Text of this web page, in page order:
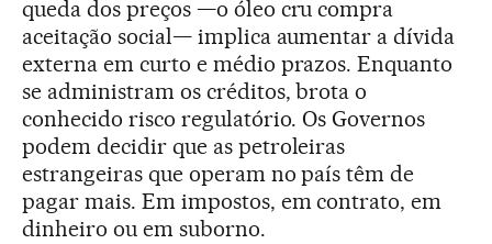
queda dos preços —o óleo cru compra
aceitação social— implica aumentar a dívida
externa em curto e médio prazos. Enquanto
se administram os créditos, brota o
conhecido risco regulatório. Os Governos
podem decidir que as petroleiras
estrangeiras que operam no país têm de
pagar mais. Em impostos, em contrato, em
dinheiro ou em suborno.